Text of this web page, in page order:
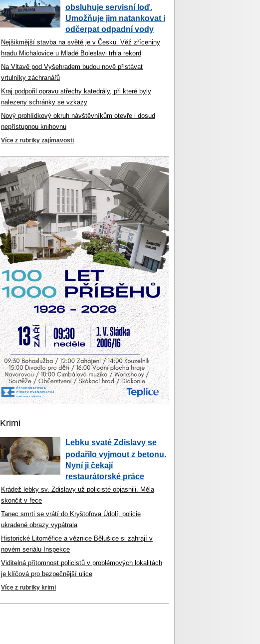
obsluhuje servisní loď.
Umožňuje jim natankovat i
odčerpat odpadní vody
Nejšikmější stavba na světě je v Česku. Věž zříceniny
hradu Michalovice u Mladé Boleslavi trhla rekord
Na Vltavě pod Vyšehradem budou nově přistávat
vrtulníky záchranářů
Kraj podpořil opravu střechy katedrály, při které byly
nalezeny schránky se vzkazy
Nový prohlídkový okruh návštěvníkům otevře i dosud
nepřístupnou knihovnu
Více z rubriky zajímavosti
Krimi
Lebku svaté Zdislavy se
podařilo vyjmout z betonu.
Nyní ji čekají
restaurátorské práce
Krádež lebky sv. Zdislavy už policisté objasnili. Měla
skončit v řece
Tanec smrti se vrátí do Kryštofova Údolí, policie
ukradené obrazy vypátrala
Historické Litoměřice a věznice Bělušice si zahrají v
novém seriálu Inspekce
Viditelná přítomnost policistů v problémových lokalitách
je klíčová pro bezpečnější ulice
Více z rubriky krimi